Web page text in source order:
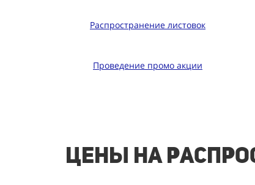
Распространение листовок
Проведение промо акции
Цены на